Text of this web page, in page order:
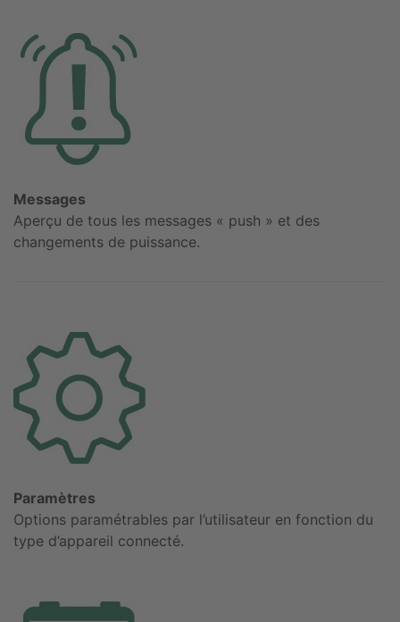
Messages
Aperçu de tous les messages « push » et des
changements de puissance.
Paramètres
Options paramétrables par l’utilisateur en fonction du
type d’appareil connecté.